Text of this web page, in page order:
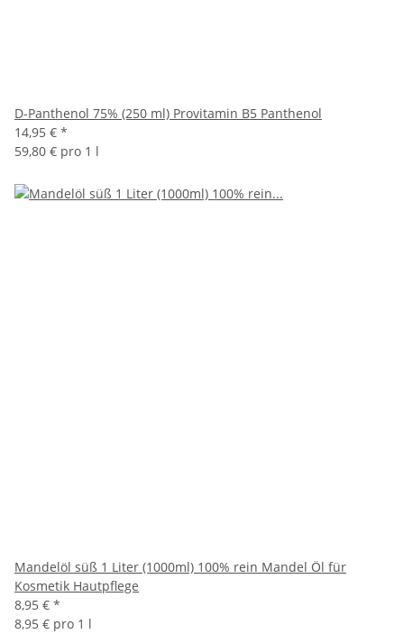
D-Panthenol 75% (250 ml) Provitamin B5 Panthenol
14,95 € *
59,80 € pro 1 l
Mandelöl süß 1 Liter (1000ml) 100% rein Mandel Öl für
Kosmetik Hautpflege
8,95 € *
8,95 € pro 1 l